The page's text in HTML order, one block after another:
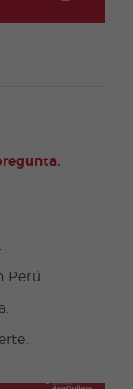
Perú.